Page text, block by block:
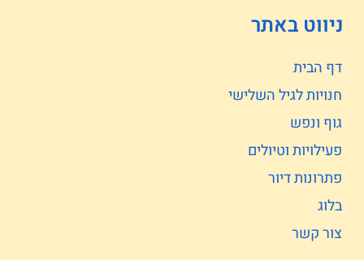
ניווט באתר
דף הבית
חנויות לגיל השלישי
גוף ונפש
פעילויות וטיולים
פתרונות דיור
בלוג
צור קשר